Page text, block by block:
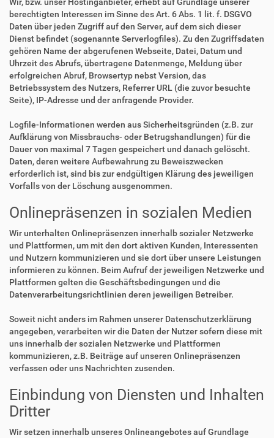
Wir, bzw. unser Hostinganbieter, erhebt auf Grundlage unserer
berechtigten Interessen im Sinne des Art. 6 Abs. 1 lit. f. DSGVO
Daten über jeden Zugriff auf den Server, auf dem sich dieser
Dienst befindet (sogenannte Serverlogfiles). Zu den Zugriffsdaten
gehören Name der abgerufenen Webseite, Datei, Datum und
Uhrzeit des Abrufs, übertragene Datenmenge, Meldung über
erfolgreichen Abruf, Browsertyp nebst Version, das
Betriebssystem des Nutzers, Referrer URL (die zuvor besuchte
Seite), IP-Adresse und der anfragende Provider.
Logfile-Informationen werden aus Sicherheitsgründen (z.B. zur
Aufklärung von Missbrauchs- oder Betrugshandlungen) für die
Dauer von maximal 7 Tagen gespeichert und danach gelöscht.
Daten, deren weitere Aufbewahrung zu Beweiszwecken
erforderlich ist, sind bis zur endgültigen Klärung des jeweiligen
Vorfalls von der Löschung ausgenommen.
Onlinepräsenzen in sozialen Medien
Wir unterhalten Onlinepräsenzen innerhalb sozialer Netzwerke
und Plattformen, um mit den dort aktiven Kunden, Interessenten
und Nutzern kommunizieren und sie dort über unsere Leistungen
informieren zu können. Beim Aufruf der jeweiligen Netzwerke und
Plattformen gelten die Geschäftsbedingungen und die
Datenverarbeitungsrichtlinien deren jeweiligen Betreiber.
Soweit nicht anders im Rahmen unserer Datenschutzerklärung
angegeben, verarbeiten wir die Daten der Nutzer sofern diese mit
uns innerhalb der sozialen Netzwerke und Plattformen
kommunizieren, z.B. Beiträge auf unseren Onlinepräsenzen
verfassen oder uns Nachrichten zusenden.
Einbindung von Diensten und Inhalten
Dritter
Wir setzen innerhalb unseres Onlineangebotes auf Grundlage